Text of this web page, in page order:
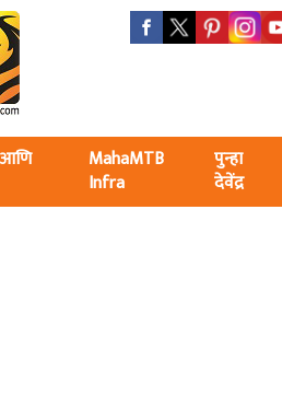
MahaMTB
Infra
पुन्हा
देवेंद्र